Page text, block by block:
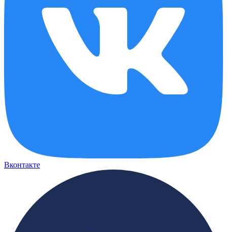
Вконтакте